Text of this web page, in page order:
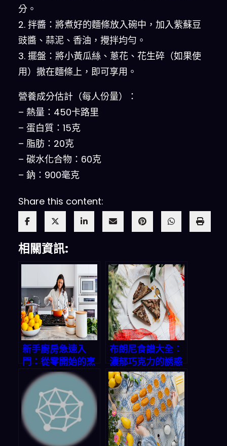
分。
2. 拌醬：將煮好的麵條放入碗中，加入紫蘇豆
豉醬、蒜泥、香油，攪拌均勻。
3. 擺盤：將小黃瓜絲、蔥花、花生碎（如果使
用）撒在麵條上，即可享用。
營養成分估計（每人份量）：
– 熱量：450卡路里
– 蛋白質：15克
– 脂肪：20克
– 碳水化合物：60克
– 鈉：900毫克
Share this content:
相關資訊:
新手廚房急速入
門：從零開始的烹
飪之旅
布朗尼食譜大全：
濃郁巧克力的誘惑